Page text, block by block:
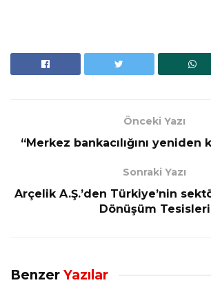
Önceki Yazı
“Merkez bankacılığını yeniden
Sonraki Yazı
Arçelik A.Ş.’den Türkiye’nin
Dönüşüm Tesisleri
Benzer Yazılar